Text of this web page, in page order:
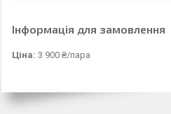
Інформація для замовлення
Ціна: 3 900 ₴/пара